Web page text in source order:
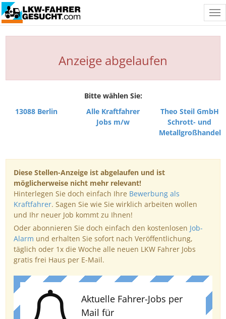
Anzeige abgelaufen
Bitte wählen Sie:
13088 Berlin
Alle Kraftfahrer
Jobs m/w
Theo Steil GmbH
Schrott- und
Metallgroßhandel
Diese Stellen-Anzeige ist abgelaufen und ist
möglicherweise nicht mehr relevant!
Hinterlegen Sie doch einfach Ihre Bewerbung als
Kraftfahrer. Sagen Sie wie Sie wirklich arbeiten wollen
und Ihr neuer Job kommt zu Ihnen!
Oder abonnieren Sie doch einfach den kostenlosen Job-
Alarm und erhalten Sie sofort nach Veröffentlichung,
täglich oder 1x die Woche alle neuen LKW Fahrer Jobs
gratis frei Haus per E-Mail.
Aktuelle Fahrer-Jobs per
Mail für